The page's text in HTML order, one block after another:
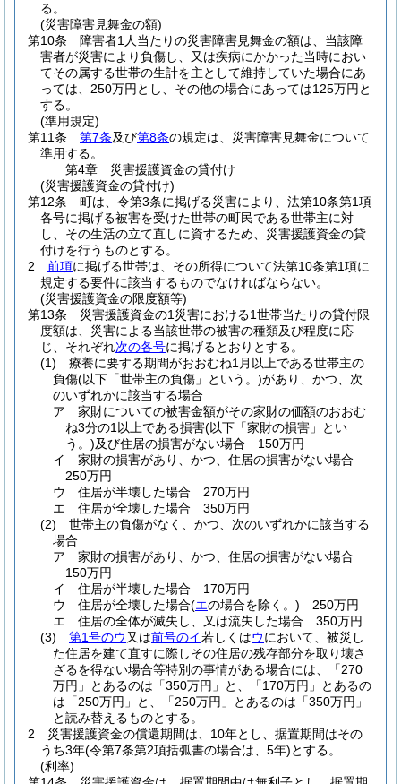
る。
(災害障害見舞金の額)
第10条
障害者1人当たりの災害障害見舞金の額は、当該障
害者が災害により負傷し、又は疾病にかかった当時におい
てその属する世帯の生計を主として維持していた場合にあ
っては、250万円とし、その他の場合にあっては125万円と
する。
(準用規定)
第11条
第7条及び第8条の規定は、災害障害見舞金について
準用する。
第4章
災害援護資金の貸付け
(災害援護資金の貸付け)
第12条
町は、令第3条に掲げる災害により、法第10条第1項
各号に掲げる被害を受けた世帯の町民である世帯主に対
し、その生活の立て直しに資するため、災害援護資金の貸
付けを行うものとする。
2
前項に掲げる世帯は、その所得について法第10条第1項に
規定する要件に該当するものでなければならない。
(災害援護資金の限度額等)
第13条
災害援護資金の1災害における1世帯当たりの貸付限
度額は、災害による当該世帯の被害の種類及び程度に応
じ、それぞれ次の各号に掲げるとおりとする。
(1)
療養に要する期間がおおむね1月以上である世帯主の
負傷(以下「世帯主の負傷」という。)があり、かつ、次
のいずれかに該当する場合
ア
家財についての被害金額がその家財の価額のおおむ
ね3分の1以上である損害(以下「家財の損害」とい
う。)及び住居の損害がない場合 150万円
イ
家財の損害があり、かつ、住居の損害がない場合
250万円
ウ
住居が半壊した場合 270万円
エ
住居が全壊した場合 350万円
(2)
世帯主の負傷がなく、かつ、次のいずれかに該当する
場合
ア
家財の損害があり、かつ、住居の損害がない場合
150万円
イ
住居が半壊した場合 170万円
ウ
住居が全壊した場合(エの場合を除く。) 250万円
エ
住居の全体が滅失し、又は流失した場合 350万円
(3)
第1号のウ 又は前号のイ若しくはウにおいて、被災し
た住居を建て直すに際しその住居の残存部分を取り壊さ
ざるを得ない場合等特別の事情がある場合には、「270
万円」とあるのは「350万円」と、「170万円」とあるの
は「250万円」と、「250万円」とあるのは「350万円」
と読み替えるものとする。
2
災害援護資金の償還期間は、10年とし、据置期間はその
うち3年(令第7条第2項括弧書の場合は、5年)とする。
(利率)